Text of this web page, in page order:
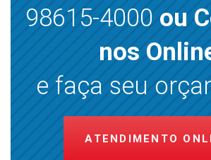
98615-4000ou
nos
e faça seu
ATENDIMENTO